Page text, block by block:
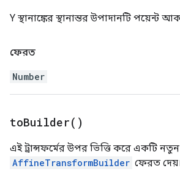
Y স্থানাঙ্কের স্থানান্তর উপাদানটি পয়েন্ট
ফেরত
Number
toBuilder( )
এই ট্রান্সফর্মের উপর ভিত্তি করে একটি নতুন
AffineTransformBuilder ফেরত